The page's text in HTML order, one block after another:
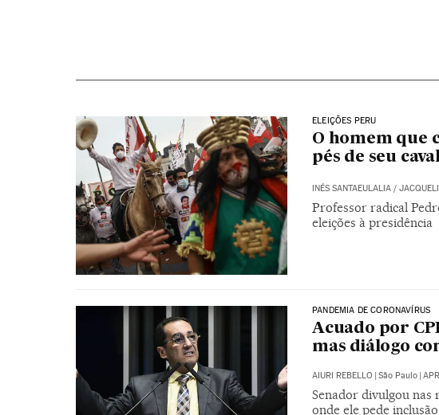
ELEIÇÕES PERU
O homem que
pés de seu
INÉS SANTAEULALIA/
Professor radical
eleições à presidência
PANDEMIA DE CORONAVÍRUS
Acuado por
mas diálogo
AIURI REBELLO São Paulo
Senador divulgou nas
onde ele pede